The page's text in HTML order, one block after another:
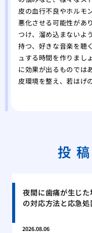
皮の血行不良やホルモ
悪化させる可能性があ
つけ、溜め込まないよ
持つ、好きな音楽を聴
ュする時間を作りまし
に効果が出るものでは
皮環境を整え、若はげ
投
夜間に歯痛が生じた
の対応方法と応急処
2026.08.06